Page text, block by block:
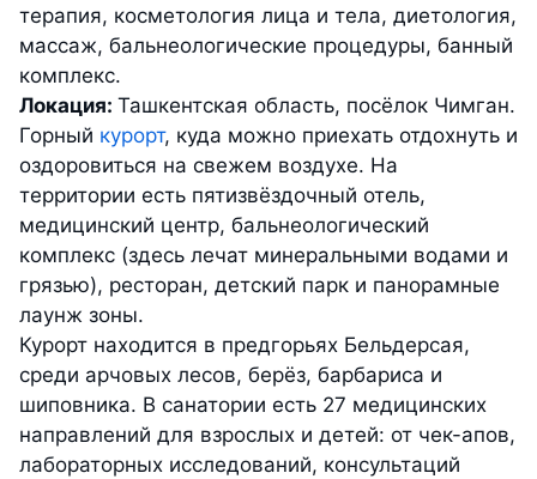
терапия, косметология лица и тела, диетология,
массаж, бальнеологические процедуры, банный
комплекс.
Локация: Ташкентская область, посёлок Чимган.
Горный курорт, куда можно приехать отдохнуть и
оздоровиться на свежем воздухе. На
территории есть пятизвёздочный отель,
медицинский центр, бальнеологический
комплекс (здесь лечат минеральными водами и
грязью), ресторан, детский парк и панорамные
лаунж зоны.
Курорт находится в предгорьях Бельдерсая,
среди арчовых лесов, берёз, барбариса и
шиповника. В санатории есть 27 медицинских
направлений для взрослых и детей: от чек-апов,
лабораторных исследований, консультаций